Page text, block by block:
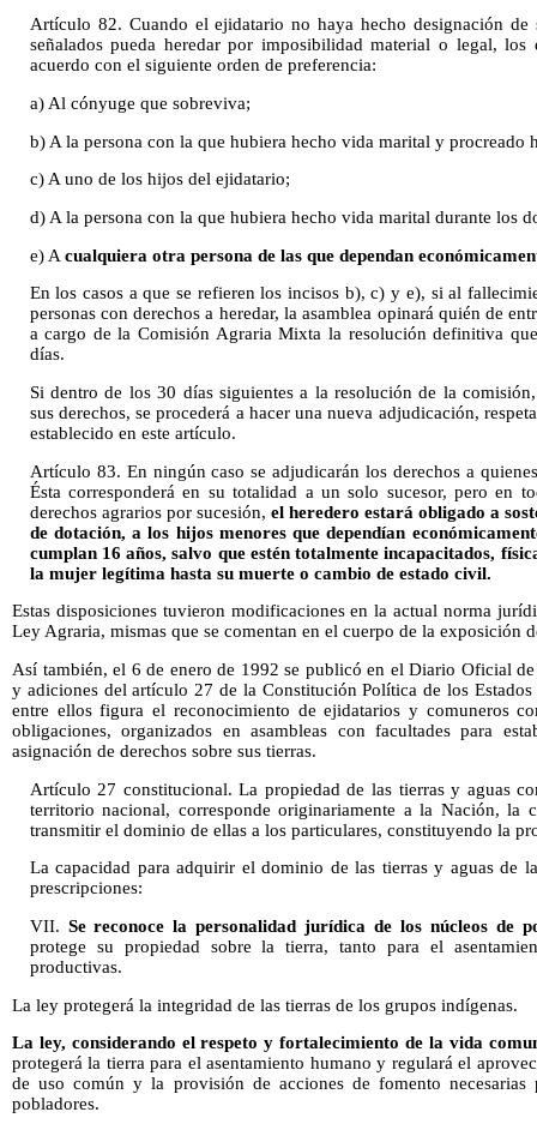
Artículo 82. Cuando el ejidatario no haya hecho designación de
señalados pueda heredar por imposibilidad material o legal, los
acuerdo con el siguiente orden de preferencia:
a) Al cónyuge que sobreviva;
b) A la persona con la que hubiera hecho vida marital y procreado
c) A uno de los hijos del ejidatario;
d) A la persona con la que hubiera hecho vida marital durante los
e) A cualquiera otra persona de las que dependan
En los casos a que se refieren los incisos b), c) y e), si al
personas con derechos a heredar, la asamblea opinará quién de
a cargo de la Comisión Agraria Mixta la resolución definitiva
días.
Si dentro de los 30 días siguientes a la resolución de la
sus derechos, se procederá a hacer una nueva adjudicación,
establecido en este artículo.
Artículo 83. En ningún caso se adjudicarán los derechos a
Ésta corresponderá en su totalidad a un solo sucesor, pero en
derechos agrarios por sucesión,el heredero estará obligado a
de dotación, a los hijos menores que dependían
cumplan 16 años, salvo que estén totalmente incapacitados,
la mujer legítima hasta su muerte o cambio de estado civil.
Estas disposiciones tuvieron modificaciones en la actual norma
Ley Agraria, mismas que se comentan en el cuerpo de la exposición
Así también, el 6 de enero de 1992 se publicó en el Diario Oficial
y adiciones del artículo 27 de la Constitución Política de los
entre ellos figura el reconocimiento de ejidatarios y comuneros
obligaciones, organizados en asambleas con facultades para
asignación de derechos sobre sus tierras.
Artículo 27 constitucional. La propiedad de las tierras y aguas
territorio nacional, corresponde originariamente a la Nación, la
transmitir el dominio de ellas a los particulares, constituyendo la
La capacidad para adquirir el dominio de las tierras y aguas de
prescripciones:
VII. Se reconoce la personalidad jurídica de los núcleos de
protege su propiedad sobre la tierra, tanto para el
productivas.
La ley protegerá la integridad de las tierras de los grupos indígenas.
La ley, considerando el respeto y fortalecimiento de la vida
protegerá la tierra para el asentamiento humano y regulará el
de uso común y la provisión de acciones de fomento
pobladores.